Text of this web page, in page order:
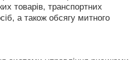
товарів, транспортних
а також обсягу митного